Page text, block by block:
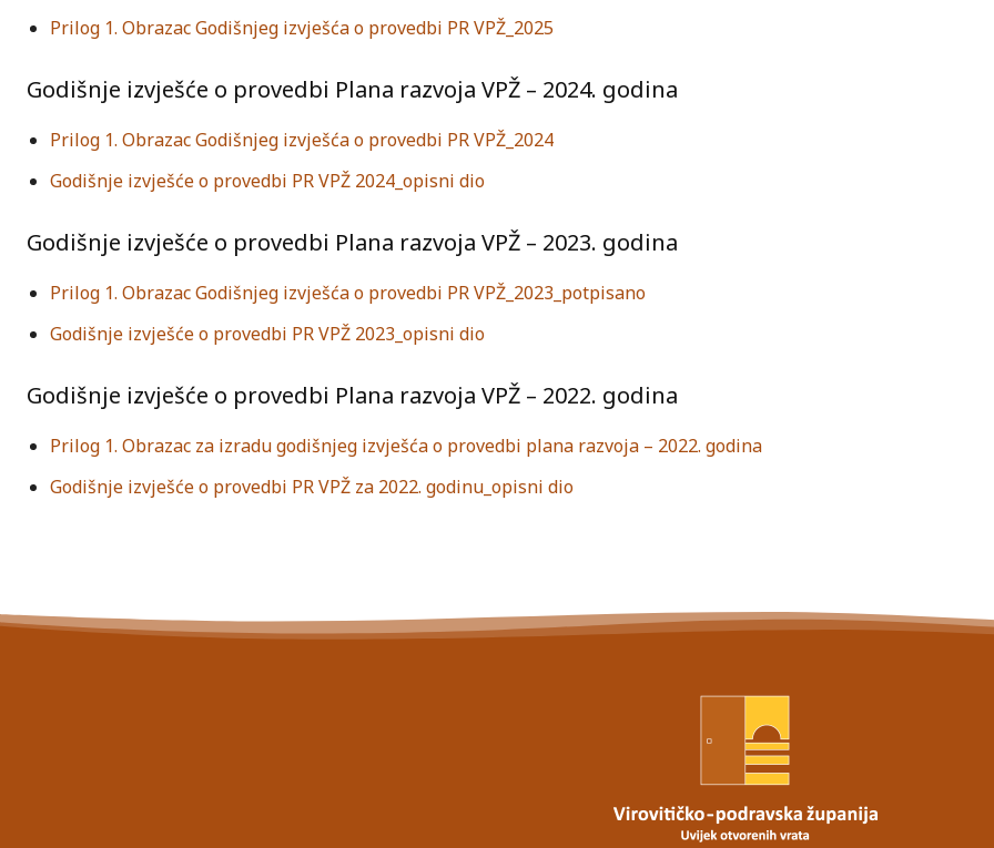
Prilog 1. Obrazac Godišnjeg izvješća o provedbi PR VPŽ_2025
Godišnje izvješće o provedbi Plana razvoja VPŽ – 2024. godina
Prilog 1. Obrazac Godišnjeg izvješća o provedbi PR VPŽ_2024
Godišnje izvješće o provedbi PR VPŽ 2024_opisni dio
Godišnje izvješće o provedbi Plana razvoja VPŽ – 2023. godina
Prilog 1. Obrazac Godišnjeg izvješća o provedbi PR VPŽ_2023_potpisano
Godišnje izvješće o provedbi PR VPŽ 2023_opisni dio
Godišnje izvješće o provedbi Plana razvoja VPŽ – 2022. godina
Prilog 1. Obrazac za izradu godišnjeg izvješća o provedbi plana razvoja – 2022. godina
Godišnje izvješće o provedbi PR VPŽ za 2022. godinu_opisni dio